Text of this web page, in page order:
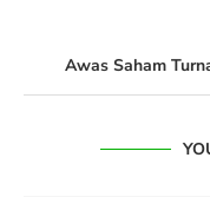
Awas Saham